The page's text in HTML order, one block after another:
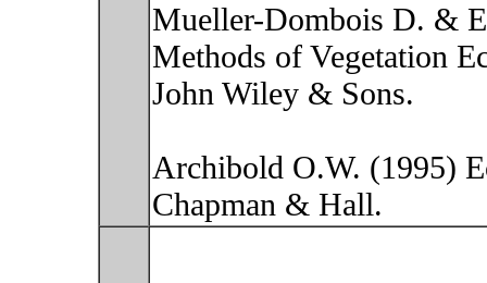
Mueller-Dombois D. &
Methods of Vegetation
John Wiley & Sons.
Archibold O.W. (1995)
Chapman & Hall.